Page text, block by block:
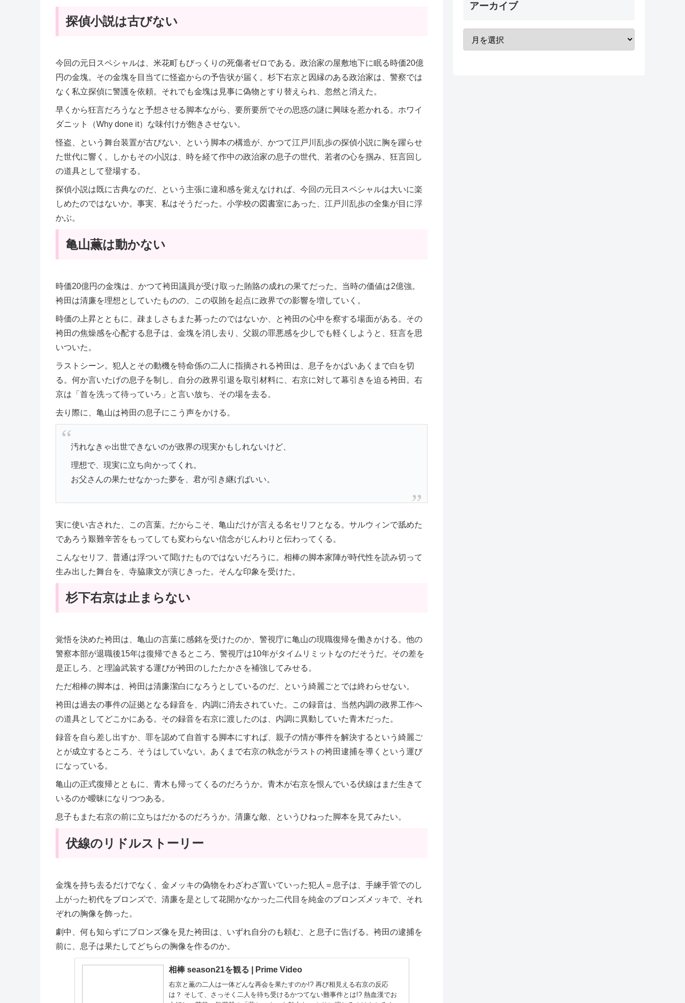
探偵小説は古びない
今回の元日スペシャルは、米花町もびっくりの死傷者ゼロである。政治家の屋敷地下に眠る時価20億
円の金塊。その金塊を目当てに怪盗からの予告状が届く。杉下右京と因縁のある政治家は、警察では
なく私立探偵に警護を依頼。それでも金塊は見事に偽物とすり替えられ、忽然と消えた。
早くから狂言だろうなと予想させる脚本ながら、要所要所でその思惑の謎に興味を惹かれる。ホワイ
ダニット（Why done it）な味付けが飽きさせない。
怪盗、という舞台装置が古びない、という脚本の構造が、かつて江戸川乱歩の探偵小説に胸を躍らせ
た世代に響く。しかもその小説は、時を経て作中の政治家の息子の世代、若者の心を掴み、狂言回し
の道具として登場する。
探偵小説は既に古典なのだ、という主張に違和感を覚えなければ、今回の元日スペシャルは大いに楽
しめたのではないか。事実、私はそうだった。小学校の図書室にあった、江戸川乱歩の全集が目に浮
かぶ。
亀山薫は動かない
時価20億円の金塊は、かつて袴田議員が受け取った賄賂の成れの果てだった。当時の価値は2億強。
袴田は清廉を理想としていたものの、この収賄を起点に政界での影響を増していく。
時価の上昇とともに、疎ましさもまた募ったのではないか、と袴田の心中を察する場面がある。その
袴田の焦燥感を心配する息子は、金塊を消し去り、父親の罪悪感を少しでも軽くしようと、狂言を思
いついた。
ラストシーン。犯人とその動機を特命係の二人に指摘される袴田は、息子をかばいあくまで白を切
る。何か言いたげの息子を制し、自分の政界引退を取引材料に、右京に対して幕引きを迫る袴田。右
京は「首を洗って待っていろ」と言い放ち、その場を去る。
去り際に、亀山は袴田の息子にこう声をかける。
汚れなきゃ出世できないのが政界の現実かもしれないけど、
理想で、現実に立ち向かってくれ。
お父さんの果たせなかった夢を、君が引き継げばいい。
実に使い古された、この言葉。だからこそ、亀山だけが言える名セリフとなる。サルウィンで舐めた
であろう艱難辛苦をもってしても変わらない信念がじんわりと伝わってくる。
こんなセリフ、普通は浮ついて聞けたものではないだろうに。相棒の脚本家陣が時代性を読み切って
生み出した舞台を、寺脇康文が演じきった。そんな印象を受けた。
杉下右京は止まらない
覚悟を決めた袴田は、亀山の言葉に感銘を受けたのか、警視庁に亀山の現職復帰を働きかける。他の
警察本部が退職後15年は復帰できるところ、警視庁は10年がタイムリミットなのだそうだ。その差を
是正しろ、と理論武装する運びが袴田のしたたかさを補強してみせる。
ただ相棒の脚本は、袴田は清廉潔白になろうとしているのだ、という綺麗ごとでは終わらせない。
袴田は過去の事件の証拠となる録音を、内調に消去されていた。この録音は、当然内調の政界工作へ
の道具としてどこかにある。その録音を右京に渡したのは、内調に異動していた青木だった。
録音を自ら差し出すか、罪を認めて自首する脚本にすれば、親子の情が事件を解決するという綺麗ご
とが成立するところ、そうはしていない。あくまで右京の執念がラストの袴田逮捕を導くという運び
になっている。
亀山の正式復帰とともに、青木も帰ってくるのだろうか。青木が右京を恨んでいる伏線はまだ生きて
いるのか曖昧になりつつある。
息子もまた右京の前に立ちはだかるのだろうか。清廉な敵、というひねった脚本を見てみたい。
伏線のリドルストーリー
金塊を持ち去るだけでなく、金メッキの偽物をわざわざ置いていった犯人＝息子は、手練手管でのし
上がった初代をブロンズで、清廉を是として花開かなかった二代目を純金のブロンズメッキで、それ
ぞれの胸像を飾った。
劇中、何も知らずにブロンズ像を見た袴田は、いずれ自分のも頼む、と息子に告げる。袴田の逮捕を
前に、息子は果たしてどちらの胸像を作るのか。
相棒 season21を観る | Prime Video
右京と薫の二人は一体どんな再会を果たすのか!? 再び相見える右京の反応
は？ そして、さっそく二人を待ち受けるかつてない難事件とは!? 熱血漢でお
アーカイブ